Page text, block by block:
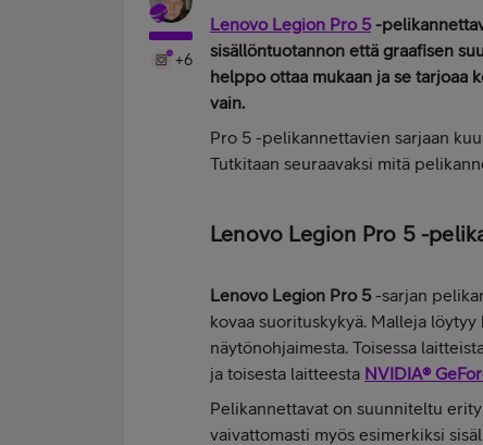
+6
Lenovo Legion Pro 5-
sisällöntuotannon että graafisen
helppo ottaa mukaan ja se tarjoaa
vain.
Pro 5 -pelikannettavien sarjaan
Tutkitaan seuraavaksi mitä
Lenovo Legion Pro 5 -
Lenovo Legion Pro 5-sarjan
kovaa suorituskykyä. Malleja
näytönohjaimesta. Toisessa
ja toisesta laitteesta NVIDIA®
Pelikannettavat on suunniteltu
vaivattomasti myös esimerkiksi